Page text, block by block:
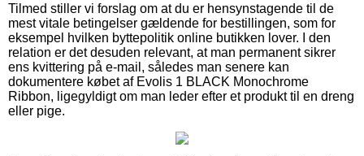
Tilmed stiller vi forslag om at du er hensynstagende til de
mest vitale betingelser gældende for bestillingen, som for
eksempel hvilken byttepolitik online butikken lover. I den
relation er det desuden relevant, at man permanent sikrer
ens kvittering på e-mail, således man senere kan
dokumentere købet af Evolis 1 BLACK Monochrome
Ribbon, ligegyldigt om man leder efter et produkt til en dreng
eller pige.